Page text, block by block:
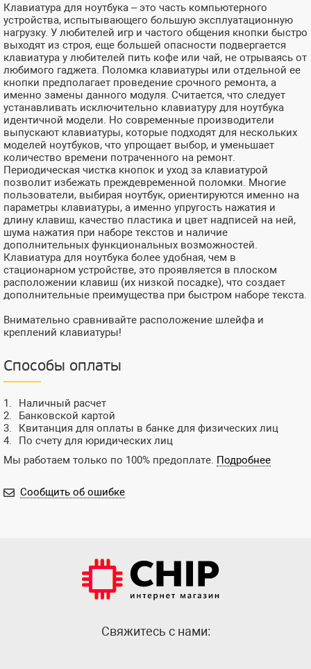
Клавиатура для ноутбука – это часть компьютерного
устройства, испытывающего большую эксплуатационную
нагрузку. У любителей игр и частого общения кнопки быстро
выходят из строя, еще большей опасности подвергается
клавиатура у любителей пить кофе или чай, не отрываясь от
любимого гаджета. Поломка клавиатуры или отдельной ее
кнопки предполагает проведение срочного ремонта, а
именно замены данного модуля. Считается, что следует
устанавливать исключительно клавиатуру для ноутбука
идентичной модели. Но современные производители
выпускают клавиатуры, которые подходят для нескольких
моделей ноутбуков, что упрощает выбор, и уменьшает
количество времени потраченного на ремонт.
Периодическая чистка кнопок и уход за клавиатурой
позволит избежать преждевременной поломки. Многие
пользователи, выбирая ноутбук, ориентируются именно на
параметры клавиатуры, а именно упругость нажатия и
длину клавиш, качество пластика и цвет надписей на ней,
шума нажатия при наборе текстов и наличие
дополнительных функциональных возможностей.
Клавиатура для ноутбука более удобная, чем в
стационарном устройстве, это проявляется в плоском
расположении клавиш (их низкой посадке), что создает
дополнительные преимущества при быстром наборе текста.
Внимательно сравнивайте расположение шлейфа и
креплений клавиатуры!
Способы оплаты
Наличный расчет
Банковской картой
Квитанция для оплаты в банке для физических лиц
По счету для юридических лиц
Мы работаем только по 100% предоплате. Подробнее
Сообщить об ошибке
Cвяжитесь с нами: